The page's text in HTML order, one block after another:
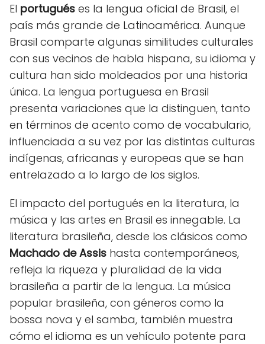
El portugués es la lengua oficial de Brasil, el
país más grande de Latinoamérica. Aunque
Brasil comparte algunas similitudes culturales
con sus vecinos de habla hispana, su idioma y
cultura han sido moldeados por una historia
única. La lengua portuguesa en Brasil
presenta variaciones que la distinguen, tanto
en términos de acento como de vocabulario,
influenciada a su vez por las distintas culturas
indígenas, africanas y europeas que se han
entrelazado a lo largo de los siglos.
El impacto del portugués en la literatura, la
música y las artes en Brasil es innegable. La
literatura brasileña, desde los clásicos como
Machado de Assis hasta contemporáneos,
refleja la riqueza y pluralidad de la vida
brasileña a partir de la lengua. La música
popular brasileña, con géneros como la
bossa nova y el samba, también muestra
cómo el idioma es un vehículo potente para